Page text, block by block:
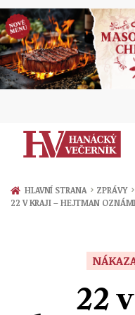
Zprávy
Ekonomika
HLAVNÍ STRANA › ZPRÁVY ›
22 V KRAJI – HEJTMAN
22